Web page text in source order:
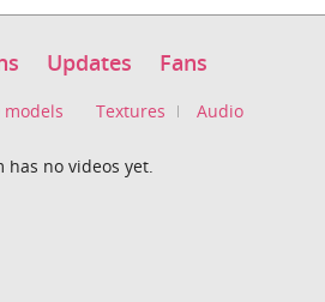
Updates Fans
models Textures Audio
has no videos yet.